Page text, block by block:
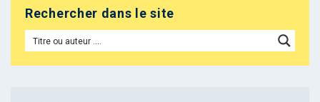
Rechercher dans le site